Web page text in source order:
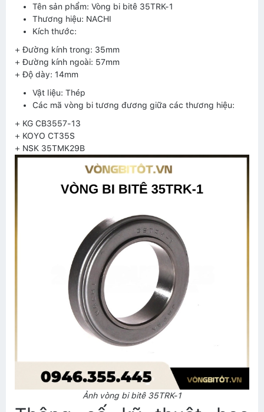
Tên sản phẩm: Vòng bi bitê 35TRK-1
Thương hiệu: NACHI
Kích thước:
+ Đường kính trong: 35mm
+ Đường kính ngoài: 57mm
+ Độ dày: 14mm
Vật liệu: Thép
Các mã vòng bi tương đương giữa các thương hiệu:
+ KG CB3557-13
+ KOYO CT35S
+ NSK 35TMK29B
Ảnh vòng bi bitê 35TRK-1